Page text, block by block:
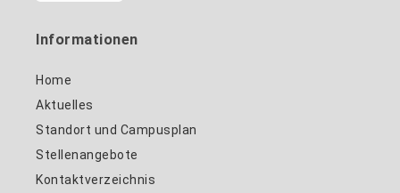
Informationen
Home
Aktuelles
Standort und Campusplan
Stellenangebote
Kontaktverzeichnis